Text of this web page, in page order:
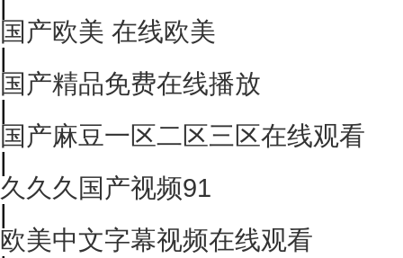
国产欧美 在线欧美
|
国产精品免费在线播放
|
国产麻豆一区二区三区在线观看
|
久久久国产视频91
|
欧美中文字幕视频在线观看